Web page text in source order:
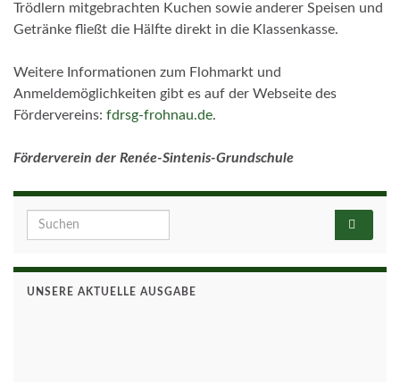
Trödlern mitgebrachten Kuchen sowie anderer Speisen und
Getränke fließt die Hälfte direkt in die Klassenkasse.
Weitere Informationen zum Flohmarkt und
Anmeldemöglichkeiten gibt es auf der Webseite des
Fördervereins: fdrsg-frohnau.de.
Förderverein der Renée-Sintenis-Grundschule
Search for:
UNSERE AKTUELLE AUSGABE